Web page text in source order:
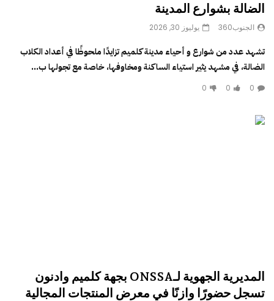
الضالة بشوارع المدينة
الجنوب360 يوليوز 30, 2026
تشهد عدد من شوارع و أحياء مدينة كلميم تزايدًا ملحوظًا في أعداد الكلاب
الضالة، في مشهد يثير استياء الساكنة ومخاوفها، خاصة مع تجولها ب...
0
0
0
المديرية الجهوية لـONSSA بجهة كلميم وادنون
تسجل حضورًا وازنًا في معرض المنتجات المجالية